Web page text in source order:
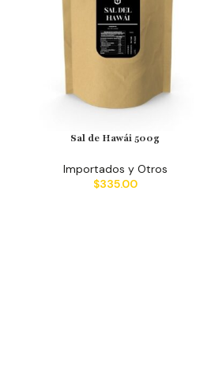
Sal de Hawái 500g
Importados y Otros
$335.00